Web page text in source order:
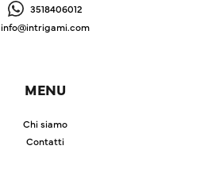
3518406012
info@intrigami.com
MENU
Chi siamo
Contatti